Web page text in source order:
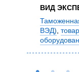
ВИД
ВЭД),